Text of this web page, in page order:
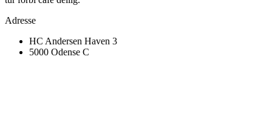
Adresse
HC Andersen Haven 3
5000 Odense C